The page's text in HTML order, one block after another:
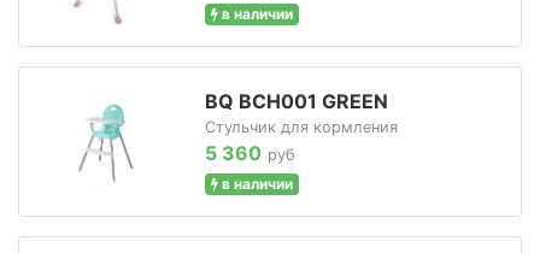
в наличии
BQ BCH001 GREEN
Стульчик для кормления
5 360 руб
в наличии